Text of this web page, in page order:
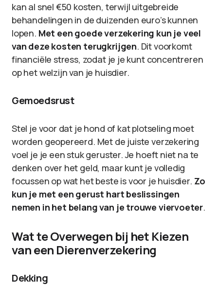
kan al snel €50 kosten, terwijl uitgebreide
behandelingen in de duizenden euro’s kunnen
lopen. Met een goede verzekering kun je veel
van deze kosten terugkrijgen. Dit voorkomt
financiële stress, zodat je je kunt concentreren
op het welzijn van je huisdier.
Gemoedsrust
Stel je voor dat je hond of kat plotseling moet
worden geopereerd. Met de juiste verzekering
voel je je een stuk geruster. Je hoeft niet na te
denken over het geld, maar kunt je volledig
focussen op wat het beste is voor je huisdier. Zo
kun je met een gerust hart beslissingen
nemen in het belang van je trouwe viervoeter.
Wat te Overwegen bij het Kiezen
van een Dierenverzekering
Dekking